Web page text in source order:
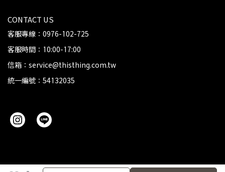
CONTACT US
客服專線：0976-102-725
客服時間：10:00-17:00
信箱：service@thisthing.com.tw
統一編號：54132035